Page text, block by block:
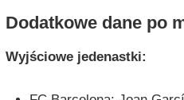
Dodatkowe dane po
Wyjściowe jedenastki: